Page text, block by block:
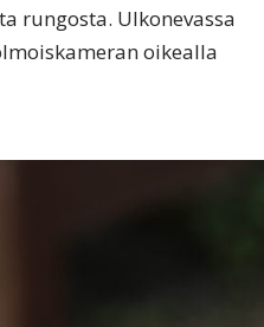
rungosta. Ulkonevassa
oikealla